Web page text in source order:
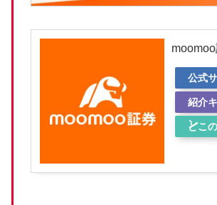
公式
紹介
ン
どこ